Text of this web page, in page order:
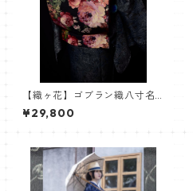
【織ヶ花】ゴブラン織八寸名
古屋帯
¥29,800